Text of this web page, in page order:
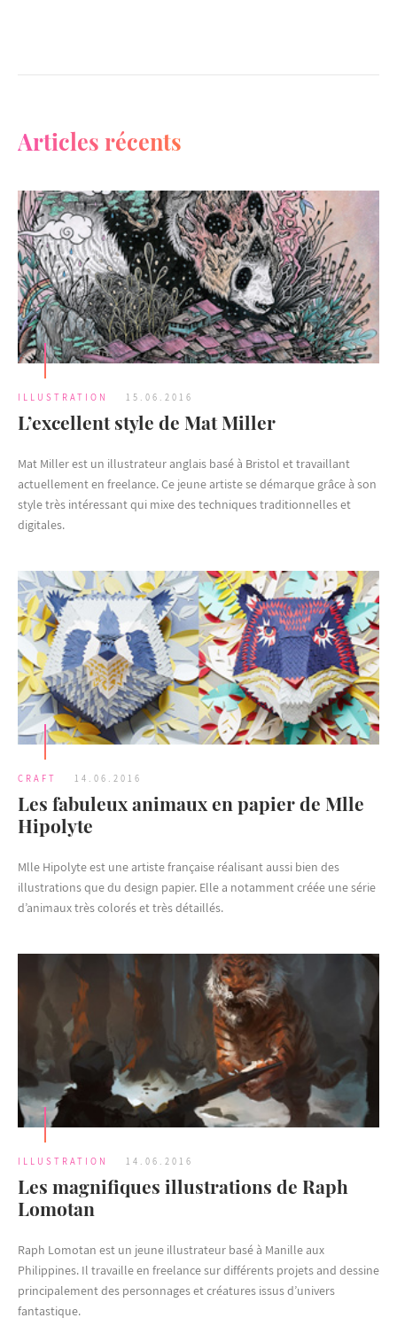
Articles récents
ILLUSTRATION 15.06.2016
L’excellent style de Mat Miller
Mat Miller est un illustrateur anglais basé à Bristol et travaillant
actuellement en freelance. Ce jeune artiste se démarque grâce à son
style très intéressant qui mixe des techniques traditionnelles et
digitales.
CRAFT 14.06.2016
Les fabuleux animaux en papier de Mlle
Hipolyte
Mlle Hipolyte est une artiste française réalisant aussi bien des
illustrations que du design papier. Elle a notamment créée une série
d’animaux très colorés et très détaillés.
ILLUSTRATION 14.06.2016
Les magnifiques illustrations de Raph
Lomotan
Raph Lomotan est un jeune illustrateur basé à Manille aux
Philippines. Il travaille en freelance sur différents projets and dessine
principalement des personnages et créatures issus d’univers
fantastique.